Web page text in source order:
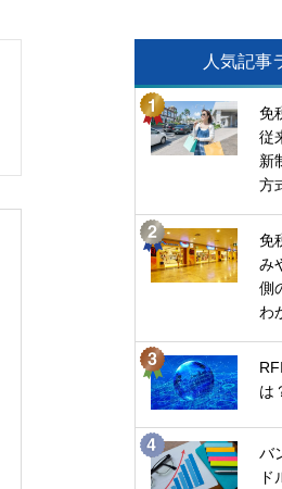
人気記事
免
従
新
方
免
み
側
わ
は
バ
ド